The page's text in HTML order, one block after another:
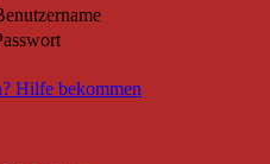
Hilfe bekommen